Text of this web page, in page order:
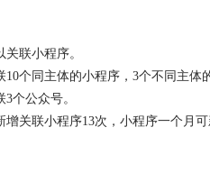
联小程序。
10个同主体的小程序，3个不同主体
个公众号。
增关联小程序13次，小程序一个月